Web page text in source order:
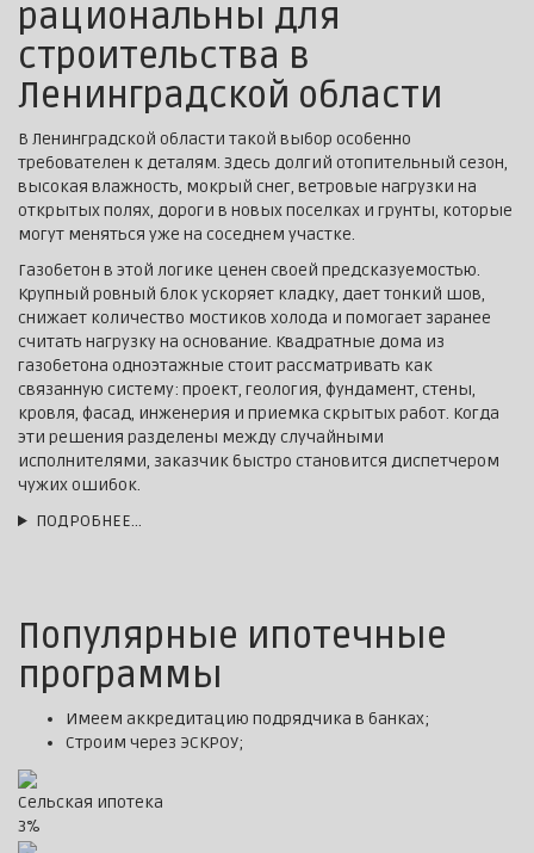
рациональны для
строительства в
Ленинградской области
В Ленинградской области такой выбор особенно
требователен к деталям. Здесь долгий отопительный сезон,
высокая влажность, мокрый снег, ветровые нагрузки на
открытых полях, дороги в новых поселках и грунты, которые
могут меняться уже на соседнем участке.
Газобетон в этой логике ценен своей предсказуемостью.
Крупный ровный блок ускоряет кладку, дает тонкий шов,
снижает количество мостиков холода и помогает заранее
считать нагрузку на основание. Квадратные дома из
газобетона одноэтажные стоит рассматривать как
связанную систему: проект, геология, фундамент, стены,
кровля, фасад, инженерия и приемка скрытых работ. Когда
эти решения разделены между случайными
исполнителями, заказчик быстро становится диспетчером
чужих ошибок.
ПОДРОБНЕЕ…
Популярные ипотечные
программы
Имеем аккредитацию подрядчика в банках;
Строим через ЭСКРОУ;
Сельская ипотека
3%